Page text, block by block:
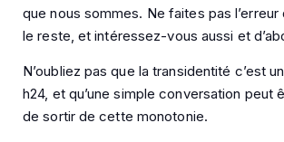
que nous sommes. Ne faites pas l’erreur
le reste, et intéressez-vous aussi et
N’oubliez pas que la transidentité c’est
h24, et qu’une simple conversation peut
de sortir de cette monotonie.